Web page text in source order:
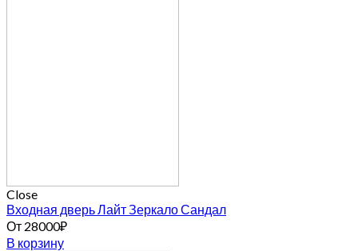
Close
Входная дверь Лайт Зеркало Сандал
От 28000₽
В корзину